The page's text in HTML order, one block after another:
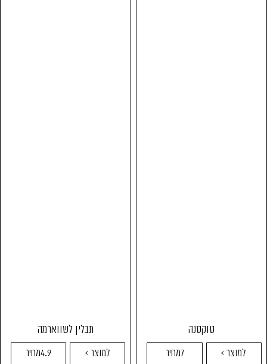
טוקסנה
למוצר > 7מחיר
תבלין לשווארמה
למוצר > 4.9מחיר